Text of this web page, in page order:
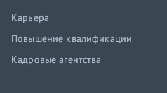
Карьера
Повышение квалификации
Кадровые агентства